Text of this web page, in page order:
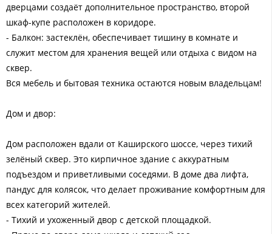
дверцами создаёт дополнительное пространство, второй
шкаф-купе расположен в коридоре.
- Балкон: застеклён, обеспечивает тишину в комнате и
служит местом для хранения вещей или отдыха с видом на
сквер.
Вся мебель и бытовая техника остаются новым владельцам!
Дом и двор:
Дом расположен вдали от Каширского шоссе, через тихий
зелёный сквер. Это кирпичное здание с аккуратным
подъездом и приветливыми соседями. В доме два лифта,
пандус для колясок, что делает проживание комфортным для
всех категорий жителей.
- Тихий и ухоженный двор с детской площадкой.